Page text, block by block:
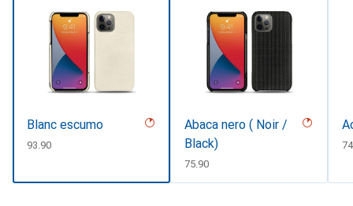
Blanc escumo
CHF
93.90
Abaca nero ( Noir /
Black)
CHF
75.90